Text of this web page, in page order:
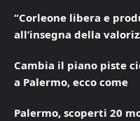
“Corleone libera e
all’insegna della
Cambia il piano piste
a Palermo, ecco come
Palermo, scoperti 20